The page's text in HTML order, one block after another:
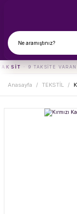
· 9 TAKSITE VARAN
Anasayfa TEKSTİL